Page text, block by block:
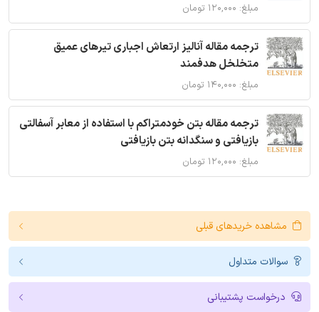
مبلغ: ۱۲۰,۰۰۰ تومان
ترجمه مقاله آنالیز ارتعاش اجباری تیرهای عمیق
متخلخل هدفمند
مبلغ: ۱۴۰,۰۰۰ تومان
ترجمه مقاله بتن خودمتراکم با استفاده از معابر آسفالتی
بازیافتی و سنگدانه بتن بازیافتی
مبلغ: ۱۲۰,۰۰۰ تومان
مشاهده خریدهای قبلی
سوالات متداول
درخواست پشتیبانی